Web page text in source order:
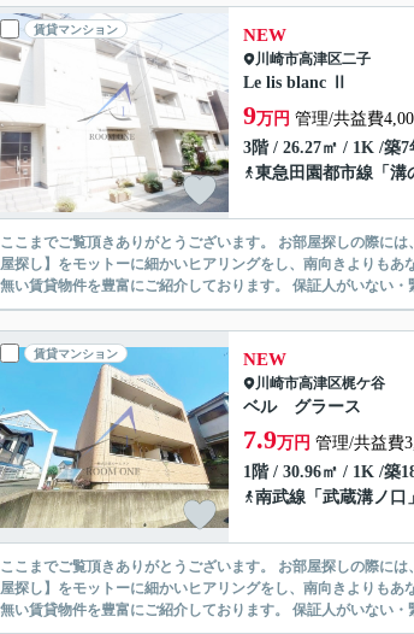
賃貸マンション NEW
川崎市高津区二子
Le lis blanc Ⅱ
9万円 管理/共益費
3階 / 26.27㎡ / 1K /築7
東急田園都市線 「 溝
ここまでご覧頂きありがとうございます。 お部屋探しの際には、皆さまそれぞれこだわりの条件があると思いますが、当社では【あなたに１番のお部
屋探し】をモットーに細かいヒアリングをし、南向きよりもあなた向きのお部屋をご提案い
無い賃貸物件を豊富にご紹
賃貸マンション NEW
川崎市高津区梶ケ谷
ベル グラース
7.9万円 管理/共益費
1階 / 30.96㎡ / 1K /築
南武線 「 武蔵溝ノ口
ここまでご覧頂きありがとうございます。 お部屋探しの際には、皆さまそれぞれこだわりの条件があると思いますが、当社では【あなたに１番のお部
屋探し】をモットーに細かいヒアリングをし、南向きよりもあなた向きのお部屋をご提案い
無い賃貸物件を豊富にご紹